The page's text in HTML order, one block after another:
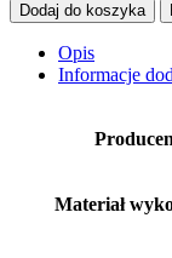
Dodaj do koszyka
Opis
Informacje
Materiał